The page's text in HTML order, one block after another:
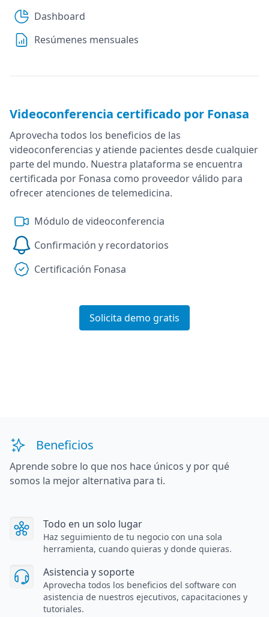
Dashboard
Resúmenes mensuales
Videoconferencia certificado por Fonasa
Aprovecha todos los beneficios de las
videoconferencias y atiende pacientes desde cualquier
parte del mundo. Nuestra plataforma se encuentra
certificada por Fonasa como proveedor válido para
ofrecer atenciones de telemedicina.
Módulo de videoconferencia
Confirmación y recordatorios
Certificación Fonasa
Solicita demo gratis
Beneficios
Aprende sobre lo que nos hace únicos y por qué
somos la mejor alternativa para ti.
Todo en un solo lugar
Haz seguimiento de tu negocio con una sola
herramienta, cuando quieras y donde quieras.
Asistencia y soporte
Aprovecha todos los beneficios del software con
asistencia de nuestros ejecutivos, capacitaciones y
tutoriales.